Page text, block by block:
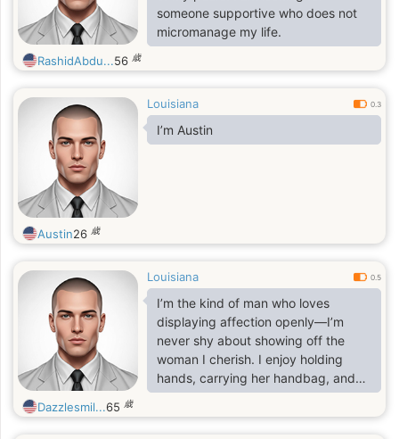
someone supportive who does not
micromanage my life.
RashidAbdu...56 歳
Louisiana 0.3
I’m Austin
Austin26 歳
Louisiana 0.5
I’m the kind of man who loves
displaying affection openly—I’m
never shy about showing off the
woman I cherish. I enjoy holding
hands, carrying her handbag, and
leaning in to whisper how stunning
she looks and how lucky I am to
Dazzlesmil...65 歳